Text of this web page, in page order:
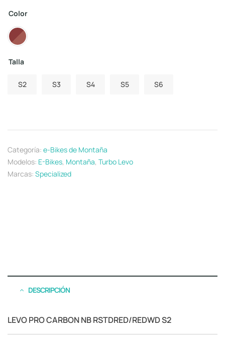
Color
Talla
S2 S3 S4 S5 S6
Categoría: e-Bikes de Montaña
Modelos: E-Bikes, Montaña, Turbo Levo
Marcas: Specialized
DESCRIPCIÓN
LEVO PRO CARBON NB RSTDRED/REDWD S2